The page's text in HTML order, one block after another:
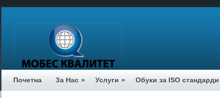
Почетна За Нас » Услуги » Обуки за ISO стандарди